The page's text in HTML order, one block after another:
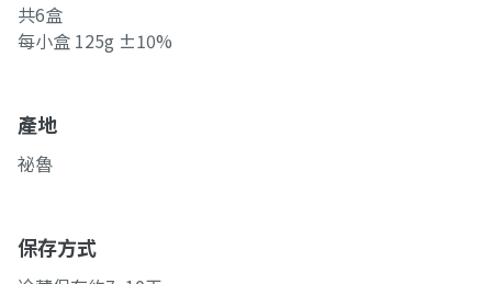
共6盒
每小盒 125g ±10%
產地
祕魯
保存方式